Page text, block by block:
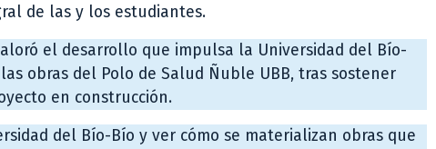
de las y los estudiantes.
el desarrollo que impulsa la Universidad del Bío-
obras del Polo de Salud Ñuble UBB, tras sostener
en construcción.
del Bío-Bío y ver cómo se materializan obras que